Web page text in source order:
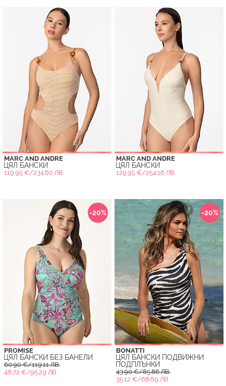
MARC AND ANDRE
ЦЯЛ БАНСКИ
119.95 €/234.60 ЛВ.
MARC AND ANDRE
ЦЯЛ БАНСКИ
129.95 €/254.16 ЛВ.
-20%
PROMISE
ЦЯЛ БАНСКИ БЕЗ БАНЕЛИ
60.90 €/119.11 ЛВ.
48.72 €/95.29 ЛВ.
-20%
BONATTI
ЦЯЛ БАНСКИ ПОДВИЖНИ
ПОДПЛЪНКИ
43.90 €/85.86 ЛВ.
35.12 €/68.69 ЛВ.